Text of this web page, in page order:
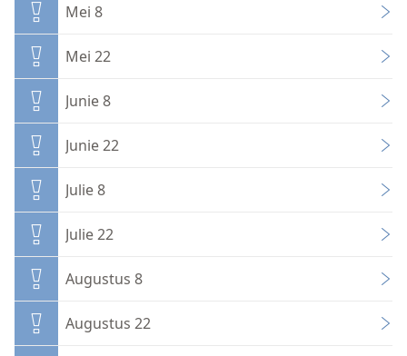
Mei 8
Mei 22
Junie 8
Junie 22
Julie 8
Julie 22
Augustus 8
Augustus 22